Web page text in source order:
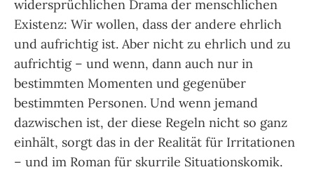
widersprüchlichen Drama der menschlichen
Existenz: Wir wollen, dass der andere ehrlich
und aufrichtig ist. Aber nicht zu ehrlich und zu
aufrichtig – und wenn, dann auch nur in
bestimmten Momenten und gegenüber
bestimmten Personen. Und wenn jemand
dazwischen ist, der diese Regeln nicht so ganz
einhält, sorgt das in der Realität für Irritationen
– und im Roman für skurrile Situationskomik.